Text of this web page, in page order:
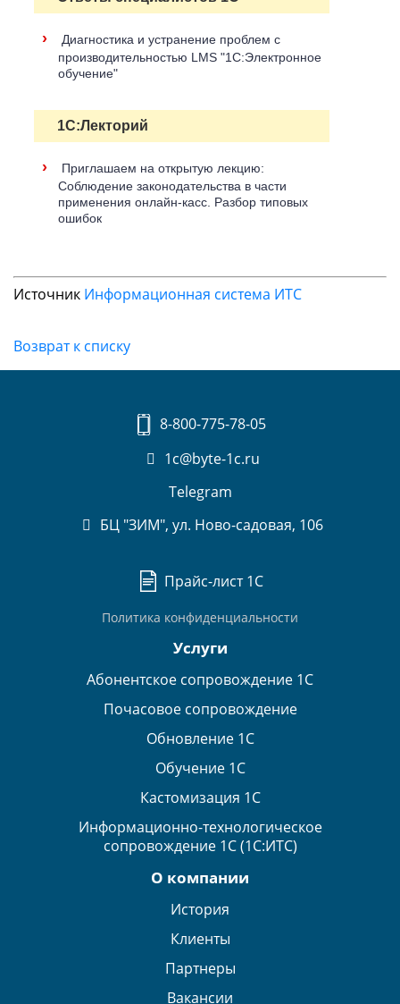
›
Диагностика и устранение проблем с
производительностью LMS "1С:Электронное
обучение"
1С:Лекторий
›
Приглашаем на открытую лекцию:
Соблюдение законодательства в части
применения онлайн-касс. Разбор типовых
ошибок
Источник Информационная система ИТС
Возврат к списку
8-800-775-78-05
1c@byte-1c.ru
Telegram
БЦ "ЗИМ", ул. Ново-садовая, 106
Прайс-лист 1С
Политика конфиденциальности
Услуги
Абонентское сопровождение 1С
Почасовое сопровождение
Обновление 1С
Обучение 1С
Кастомизация 1С
Информационно-технологическое
сопровождение 1С (1С:ИТС)
О компании
История
Клиенты
Партнеры
Вакансии